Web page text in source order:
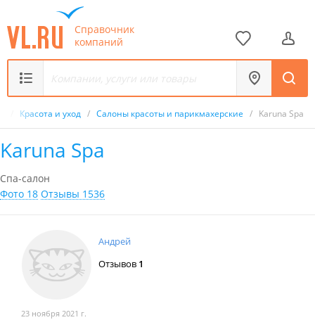
Справочник
компаний
Красота и уход / Салоны красоты и парикмахерские / Karuna Spa
Karuna Spa
Спа-салон
Фото 18 Отзывы 1536
Андрей
Отзывов 1
23 ноября 2021 г.